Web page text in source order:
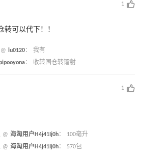
1
转可以代下！！
lu0120： 我有
： 收转国仓转镭射
1
@ 海淘用户H4j41Ij0h： 100毫升
@ 海淘用户H4j41Ij0h： 570包